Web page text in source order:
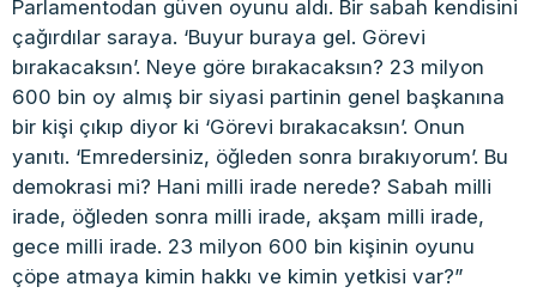
Parlamentodan güven oyunu aldı. Bir sabah kendisini
çağırdılar saraya. ‘Buyur buraya gel. Görevi
bırakacaksın’. Neye göre bırakacaksın? 23 milyon
600 bin oy almış bir siyasi partinin genel başkanına
bir kişi çıkıp diyor ki ‘Görevi bırakacaksın’. Onun
yanıtı. ‘Emredersiniz, öğleden sonra bırakıyorum’. Bu
demokrasi mi? Hani milli irade nerede? Sabah milli
irade, öğleden sonra milli irade, akşam milli irade,
gece milli irade. 23 milyon 600 bin kişinin oyunu
çöpe atmaya kimin hakkı ve kimin yetkisi var?”